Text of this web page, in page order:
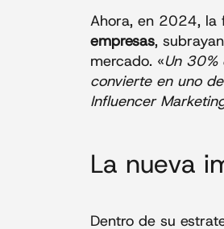
Ahora, en 2024, la
empresas,
mercado. «Un 30%
convierte en uno
Influencer
La nueva
Dentro de su